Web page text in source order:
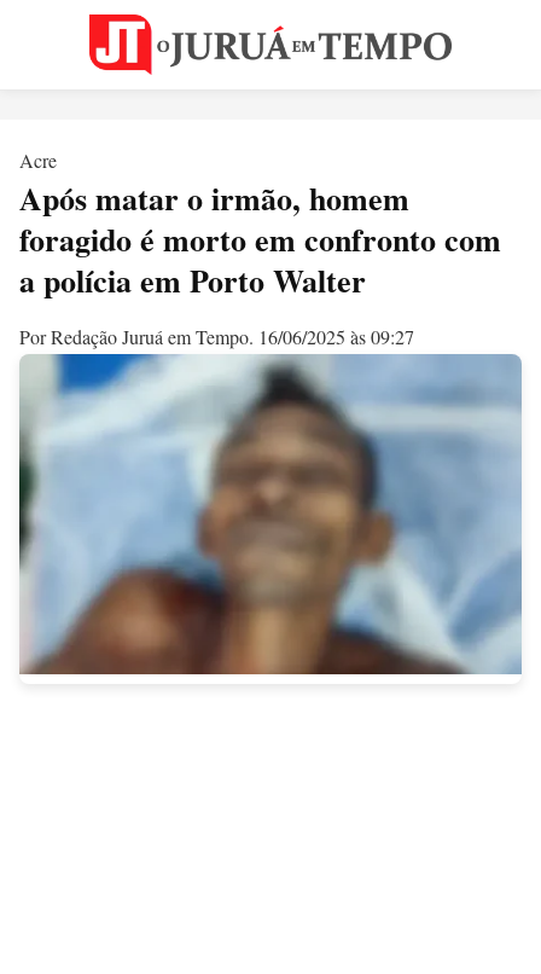
Acre
Após matar o irmão, homem
foragido é morto em confronto com
a polícia em Porto Walter
Por Redação Juruá em Tempo. 16/06/2025 às 09:27